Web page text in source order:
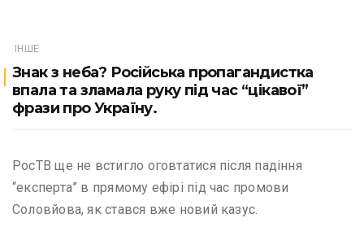
ІНШЕ
Знак з неба? Російська пропагандистка
впала та зламала руку під час “цікавої”
фрази про Україну.
РосТВ ще не встигло оговтатися після падіння
“експерта” в прямому ефірі під час промови
Соловйова, як стався вже новий казус.